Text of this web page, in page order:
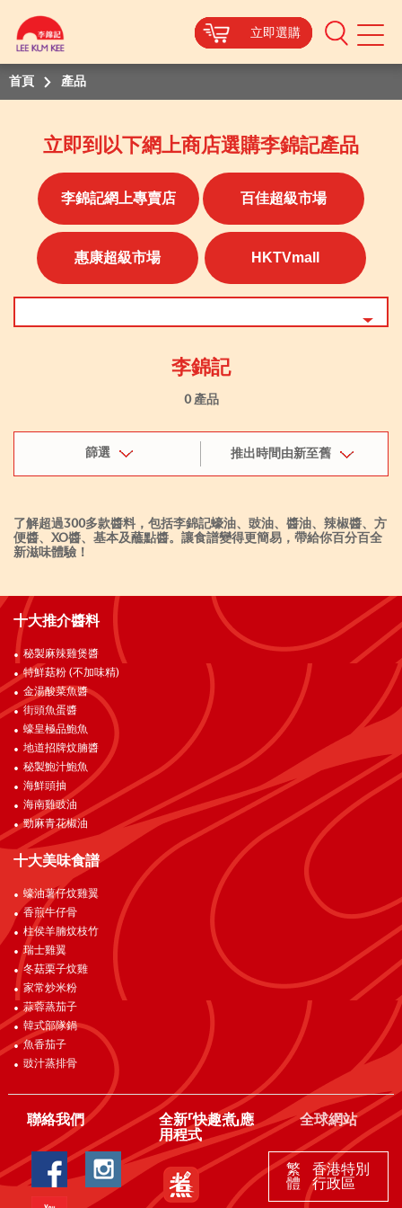
立即選購
Mobile
立即選購
立即選購
立即選購
首頁 產品
立即到以下網上商店選購李錦記產品
李錦記網上專賣店 百佳超級市場
惠康超級市場 HKTVmall
李錦記
0 產品
篩選 推出時間由新至舊
了解超過300多款醬料，包括李錦記蠔油、豉油、醬油、辣椒醬、方
便醬、XO醬、基本及蘸點醬。讓食譜變得更簡易，帶給你百分百全
新滋味體驗！
十大推介醬料
秘製麻辣雞煲醬
特鮮菇粉 (不加味精)
金湯酸菜魚醬
街頭魚蛋醬
蠔皇極品鮑魚
地道招牌炆腩醬
秘製鮑汁鮑魚
海鮮頭抽
海南雞豉油
勁麻青花椒油
十大美味食譜
蠔油薯仔炆雞翼
香煎牛仔骨
柱侯羊腩炆枝竹
瑞士雞翼
冬菇栗子炆雞
家常炒米粉
蒜蓉蒸茄子
韓式部隊鍋
魚香茄子
豉汁蒸排骨
聯絡我們
全新「快趣煮」應
用程式
全球網站
繁
體
香港特別
行政區